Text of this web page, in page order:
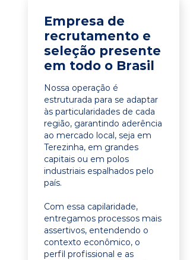
Empresa de
recrutamento e
seleção presente
em todo o Brasil
Nossa operação é
estruturada para se adaptar
às particularidades de cada
região, garantindo aderência
ao mercado local, seja em
Terezinha, em grandes
capitais ou em polos
industriais espalhados pelo
país.
Com essa capilaridade,
entregamos processos mais
assertivos, entendendo o
contexto econômico, o
perfil profissional e as